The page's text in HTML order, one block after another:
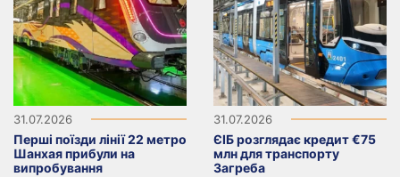
31.07.2026
Перші поїзди лінії 22 метро
Шанхая прибули на
випробування
31.07.2026
ЄІБ розглядає кредит €75
млн для транспорту
Загреба